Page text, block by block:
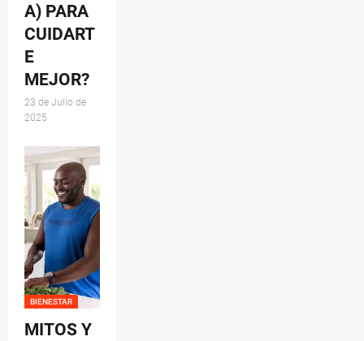
A) PARA
CUIDART
E
MEJOR?
23 de Julio de
2025
BIENESTAR
MITOS Y